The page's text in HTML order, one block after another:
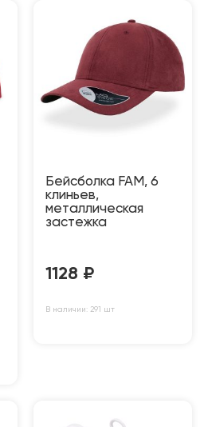
Бейсболка FAM, 6
клиньев,
металлическая
застежка
1128 ₽
В наличии: 291 шт